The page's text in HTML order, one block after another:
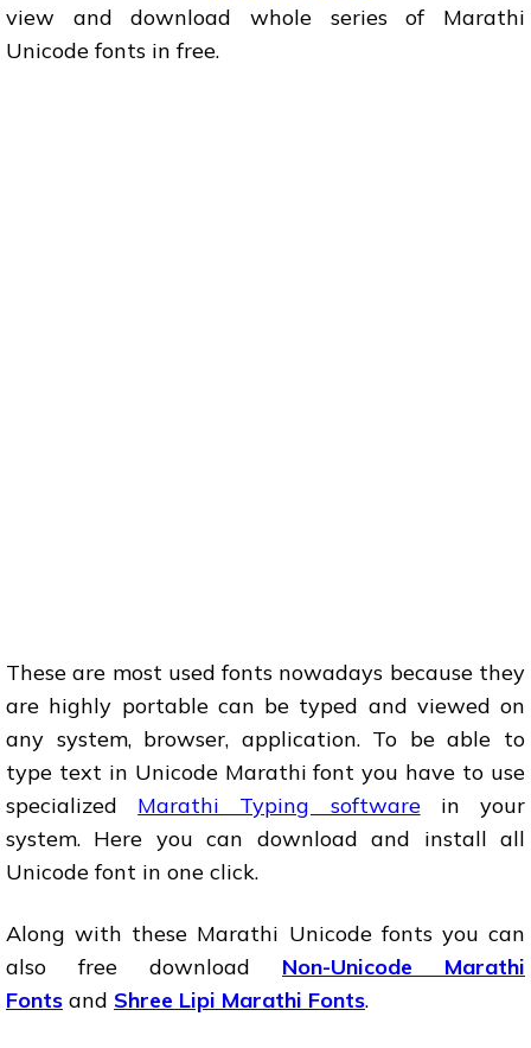
view and download whole series of Marathi
Unicode fonts in free.
These are most used fonts nowadays because they
are highly portable can be typed and viewed on
any system, browser, application. To be able to
type text in Unicode Marathi font you have to use
specialized Marathi Typing softwarein your
system. Here you can download and install all
Unicode font in one click.
Along with these Marathi Unicode fonts you can
also free download Non-Unicode Marathi
Fonts and Shree Lipi Marathi Fonts.